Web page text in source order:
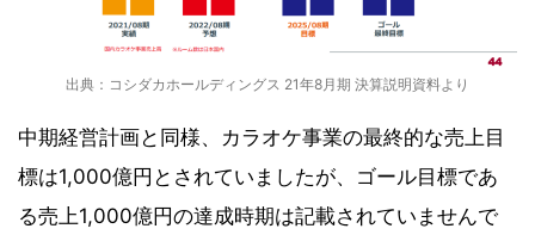
出典：コシダカホールディングス 21年8月期 決算説明資料より
中期経営計画と同様、カラオケ事業の最終的な売上目
標は1,000億円とされていましたが、ゴール目標であ
る売上1,000億円の達成時期は記載されていませんで